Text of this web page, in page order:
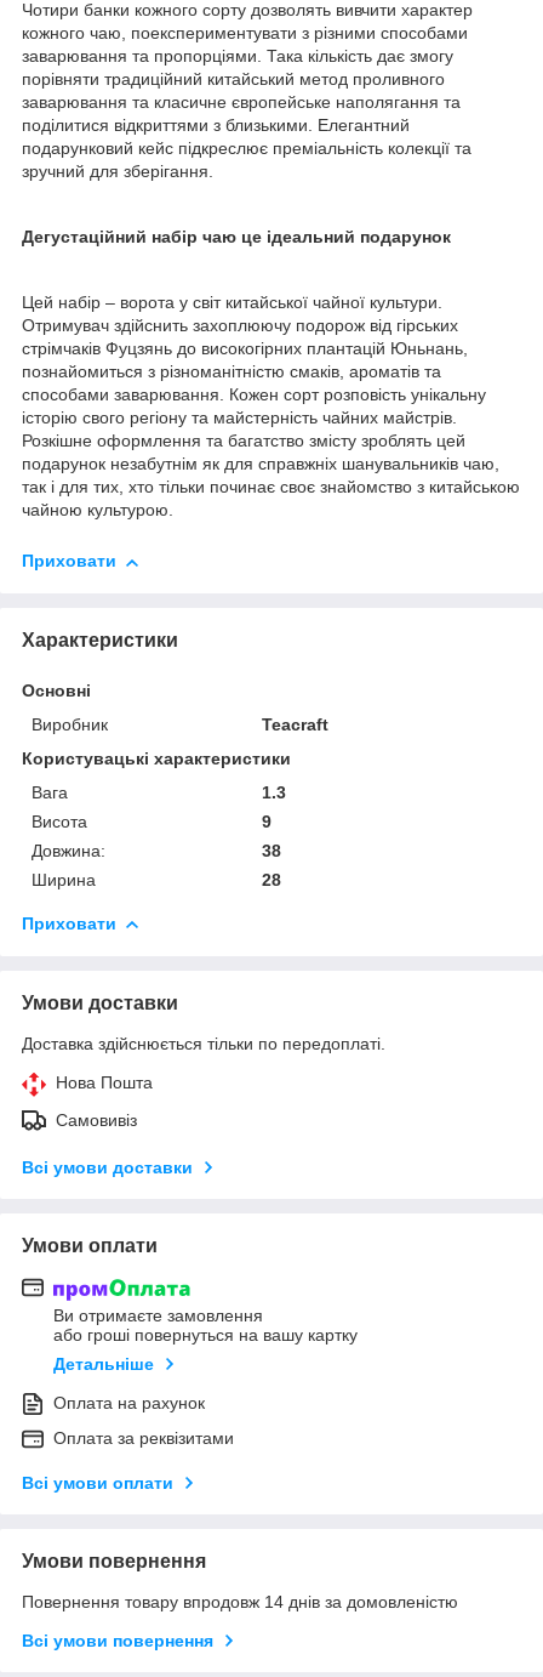
Чотири банки кожного сорту дозволять вивчити характер
кожного чаю, поекспериментувати з різними способами
заварювання та пропорціями. Така кількість дає змогу
порівняти традиційний китайський метод проливного
заварювання та класичне європейське наполягання та
поділитися відкриттями з близькими. Елегантний
подарунковий кейс підкреслює преміальність колекції та
зручний для зберігання.
Дегустаційний набір чаю це ідеальний подарунок
Цей набір – ворота у світ китайської чайної культури.
Отримувач здійснить захоплюючу подорож від гірських
стрімчаків Фуцзянь до високогірних плантацій Юньнань,
познайомиться з різноманітністю смаків, ароматів та
способами заварювання. Кожен сорт розповість унікальну
історію свого регіону та майстерність чайних майстрів.
Розкішне оформлення та багатство змісту зроблять цей
подарунок незабутнім як для справжніх шанувальників чаю,
так і для тих, хто тільки починає своє знайомство з китайською
чайною культурою.
Приховати
Характеристики
Основні
Виробник
Teacraft
Користувацькі характеристики
Вага
1.3
Висота
9
Довжина:
38
Ширина
28
Приховати
Умови доставки
Доставка здійснюється тільки по передоплаті.
Нова Пошта
Самовивіз
Всі умови доставки
Умови оплати
Ви отримаєте замовлення
або гроші повернуться на вашу картку
Детальніше
Оплата на рахунок
Оплата за реквізитами
Всі умови оплати
Умови повернення
Повернення товару впродовж 14 днів за домовленістю
Всі умови повернення